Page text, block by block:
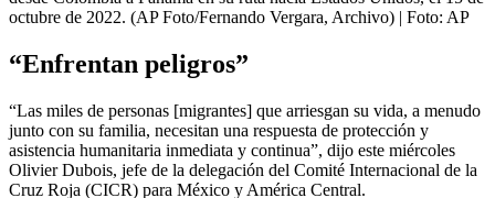
octubre de 2022. (AP Foto/Fernando Vergara, Archivo) | Foto: AP
“Enfrentan peligros”
“Las miles de personas [migrantes] que arriesgan su vida, a menudo
junto con su familia, necesitan una respuesta de protección y
asistencia humanitaria inmediata y continua”, dijo este miércoles
Olivier Dubois, jefe de la delegación del Comité Internacional de la
Cruz Roja (CICR) para México y América Central.